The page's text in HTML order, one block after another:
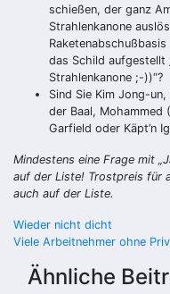
schießen, der ganz
Strahlenkanone
das Schild aufgestellt
Strahlenkanone ;-))“?
Sind Sie Kim Jong-
der Baal, Mohammed
Garfield oder Käpt’n
Mindestens eine Frage mit
auf der Liste! Trostpreis für
auch auf der Liste.
Wieder nicht dicht
Viele Arbeitnehmer ohne
Ähnliche